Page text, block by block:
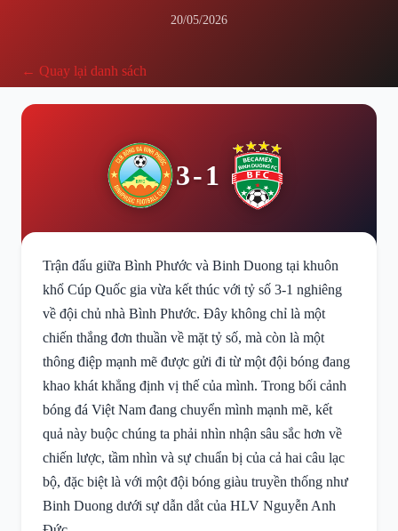
20/05/2026
← Quay lại danh sách
3-1
Trận đấu giữa Bình Phước và Binh Duong tại khuôn
khổ Cúp Quốc gia vừa kết thúc với tỷ số 3-1 nghiêng
về đội chủ nhà Bình Phước. Đây không chỉ là một
chiến thắng đơn thuần về mặt tỷ số, mà còn là một
thông điệp mạnh mẽ được gửi đi từ một đội bóng đang
khao khát khẳng định vị thế của mình. Trong bối cảnh
bóng đá Việt Nam đang chuyển mình mạnh mẽ, kết
quả này buộc chúng ta phải nhìn nhận sâu sắc hơn về
chiến lược, tầm nhìn và sự chuẩn bị của cả hai câu lạc
bộ, đặc biệt là với một đội bóng giàu truyền thống như
Binh Duong dưới sự dẫn dắt của HLV Nguyễn Anh